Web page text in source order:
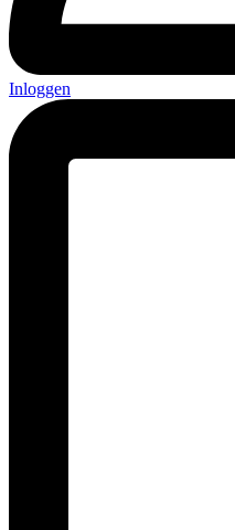
Inloggen